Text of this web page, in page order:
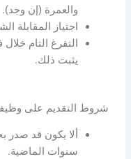
والعمرة (إن وجد).
اجتياز المقابلة
التفرغ التام
يثبت ذلك.
شروط التقديم على
ألا يكون قد
سنوات الماضية.